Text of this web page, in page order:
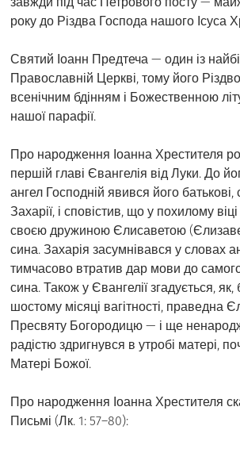
року до Різдва Господа нашого Ісуса
Святий Іоанн Предтеча — один із
Православній Церкві, тому його
всенічним бдінням і Божественною
нашої парафії.
Про народження Іоанна Хрестителя
першій главі Євангелія від Луки. До
ангел Господній явився його
Захарії, і сповістив, що у похилому
своєю дружиною Єлисаветою
сина. Захарія засумнівався у словах
тимчасово втратив дар мови до
сина. Також у Євангелії згадується,
шостому місяці вагітності, праведна
Пресвяту Богородицю — і ще
радістю здригнувся в утробі матері,
Матері Божої.
Про народження Іоанна Хрестителя
Письмі (Лк. 1: 57–80):